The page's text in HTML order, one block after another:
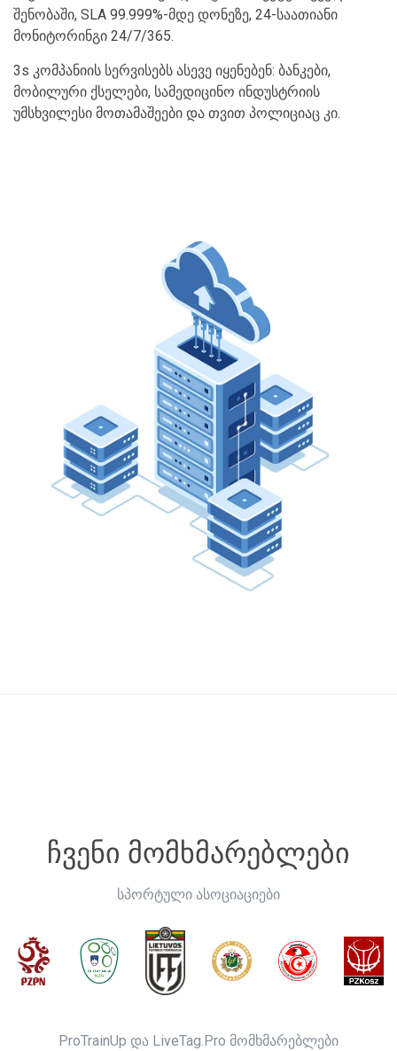
შენობაში, SLA 99.999%-მდე დონეზე, 24-საათიანი
მონიტორინგი 24/7/365.
3s კომპანიის სერვისებს ასევე იყენებენ: ბანკები,
მობილური ქსელები, სამედიცინო ინდუსტრიის
უმსხვილესი მოთამაშეები და თვით პოლიციაც კი.
ჩვენი მომხმარებლები
სპორტული ასოციაციები
ProTrainUp და LiveTag.Pro მომხმარებლები